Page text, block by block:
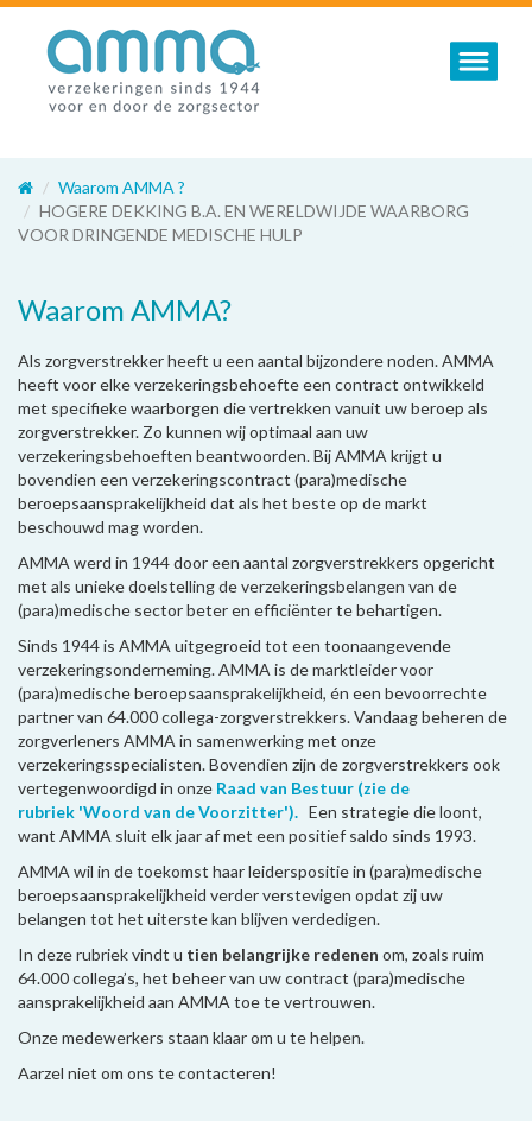
Toggle
Waarom AMMA ?
HOGERE DEKKING B.A. EN WERELDWIJDE WAARBORG
VOOR DRINGENDE MEDISCHE HULP
Waarom AMMA?
Als zorgverstrekker heeft u een aantal bijzondere noden. AMMA
heeft voor elke verzekeringsbehoefte een contract ontwikkeld
met specifieke waarborgen die vertrekken vanuit uw beroep als
zorgverstrekker. Zo kunnen wij optimaal aan uw
verzekeringsbehoeften beantwoorden. Bij AMMA krijgt u
bovendien een verzekeringscontract (para)medische
beroepsaansprakelijkheid dat als het beste op de markt
beschouwd mag worden.
AMMA werd in 1944 door een aantal zorgverstrekkers opgericht
met als unieke doelstelling de verzekeringsbelangen van de
(para)medische sector beter en efficiënter te behartigen.
Sinds 1944 is AMMA uitgegroeid tot een toonaangevende
verzekeringsonderneming. AMMA is de marktleider voor
(para)medische beroepsaansprakelijkheid, én een bevoorrechte
partner van 64.000 collega-zorgverstrekkers. Vandaag beheren de
zorgverleners AMMA in samenwerking met onze
verzekeringsspecialisten. Bovendien zijn de zorgverstrekkers ook
vertegenwoordigd in onze Raad van Bestuur (zie de
rubriek 'Woord van de Voorzitter'). Een strategie die loont,
want AMMA sluit elk jaar af met een positief saldo sinds 1993.
AMMA wil in de toekomst haar leiderspositie in (para)medische
beroepsaansprakelijkheid verder verstevigen opdat zij uw
belangen tot het uiterste kan blijven verdedigen.
In deze rubriek vindt u tien belangrijke redenen om, zoals ruim
64.000 collega’s, het beheer van uw contract (para)medische
aansprakelijkheid aan AMMA toe te vertrouwen.
Onze medewerkers staan klaar om u te helpen.
Aarzel niet om ons te contacteren!